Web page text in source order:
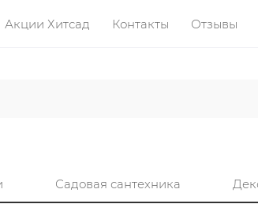
Акции Хитсад Контакты Отзывы
Садовая сантехника